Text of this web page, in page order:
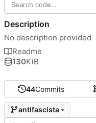
44Commits
antifascista
Description
No description provided
Readme
130KiB